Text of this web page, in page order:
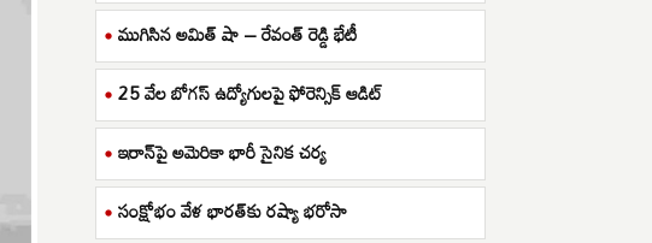
ముగిసిన అమిత్ షా – రేవంత్ రెడ్డి భేటీ
25 వేల బోగస్ ఉద్యోగులపై ఫోరెన్సిక్ ఆడిట్
ఇరాన్‌పై అమెరికా భారీ సైనిక చర్య
సంక్షోభం వేళ భారత్‌కు రష్యా భరోసా